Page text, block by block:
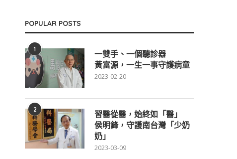
POPULAR POSTS
1
一雙手、一個聽診器
黃富源，一生一事守護病童
2023-02-20
2
習醫從醫，始終如「醫」
侯明鋒，守護南台灣「少奶
奶」
2023-03-09